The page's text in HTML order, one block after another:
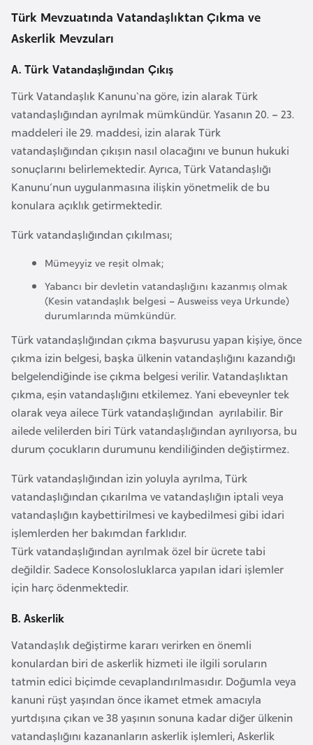
Türk Mevzuatında Vatandaşlıktan Çıkma ve
Askerlik Mevzuları
A. Türk Vatandaşlığından Çıkış
Türk Vatandaşlık Kanunu`na göre, izin alarak Türk
vatandaşlığından ayrılmak mümkündür. Yasanın 20. – 23.
maddeleri ile 29. maddesi, izin alarak Türk
vatandaşlığından çıkışın nasıl olacağını ve bunun hukuki
sonuçlarını belirlemektedir. Ayrıca, Türk Vatandaşlığı
Kanunu´nun uygulanmasına ilişkin yönetmelik de bu
konulara açıklık getirmektedir.
Türk vatandaşlığından çıkılması;
Mümeyyiz ve reşit olmak;
Yabancı bir devletin vatandaşlığını kazanmış olmak
(Kesin vatandaşlık belgesi – Ausweiss veya Urkunde)
durumlarında mümkündür.
Türk vatandaşlığından çıkma başvurusu yapan kişiye, önce
çıkma izin belgesi, başka ülkenin vatandaşlığını kazandığı
belgelendiğinde ise çıkma belgesi verilir. Vatandaşlıktan
çıkma, eşin vatandaşlığını etkilemez. Yani ebeveynler tek
olarak veya ailece Türk vatandaşlığından ayrılabilir. Bir
ailede velilerden biri Türk vatandaşlığından ayrılıyorsa, bu
durum çocukların durumunu kendiliğinden değiştirmez.
Türk vatandaşlığından izin yoluyla ayrılma, Türk
vatandaşlığından çıkarılma ve vatandaşlığın iptali veya
vatandaşlığın kaybettirilmesi ve kaybedilmesi gibi idari
işlemlerden her bakımdan farklıdır.
Türk vatandaşlığından ayrılmak özel bir ücrete tabi
değildir. Sadece Konsolosluklarca yapılan idari işlemler
için harç ödenmektedir.
B. Askerlik
Vatandaşlık değiştirme kararı verirken en önemli
konulardan biri de askerlik hizmeti ile ilgili soruların
tatmin edici biçimde cevaplandırılmasıdır. Doğumla veya
kanuni rüşt yaşından önce ikamet etmek amacıyla
yurtdışına çıkan ve 38 yaşının sonuna kadar diğer ülkenin
vatandaşlığını kazananların askerlik işlemleri, Askerlik
i
n
e
r
e
n
a
d
a
G
o
r
e
e
y
S
u
d
a
n
u
y
a
n
a